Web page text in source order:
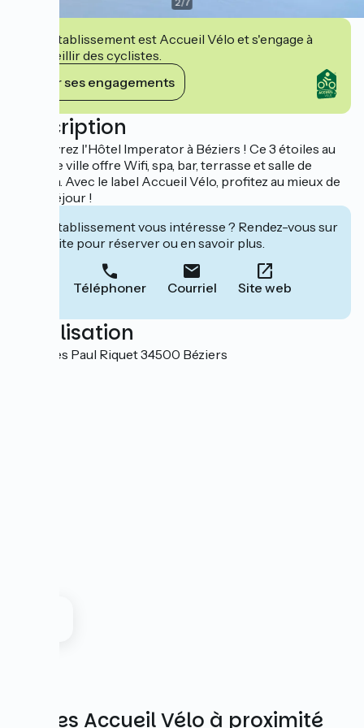
Cet établissement est Accueil Vélo et s'engage à
accueillir des cyclistes.
Voir ses engagements
Description
Découvrez l'Hôtel Imperator à Béziers ! Ce 3 étoiles au
cœur de ville offre Wifi, spa, bar, terrasse et salle de
réunion. Avec le label Accueil Vélo, profitez au mieux de
votre séjour !
Cet établissement vous intéresse ? Rendez-vous sur
leur site pour réserver ou en savoir plus.
Téléphoner Courriel Site web
Localisation
28 Allées Paul Riquet 34500 Béziers
Autres Accueil Vélo à proximité